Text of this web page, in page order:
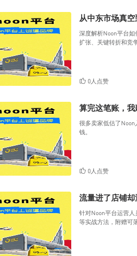
从中东市场真
深度解析Noon平台
扩张、关键转折和竞
0人点赞
算完这笔账，
很多卖家低估了
钱。
0人点赞
流量进了店铺
针对Noon平台运营
等实战方法，附赠可